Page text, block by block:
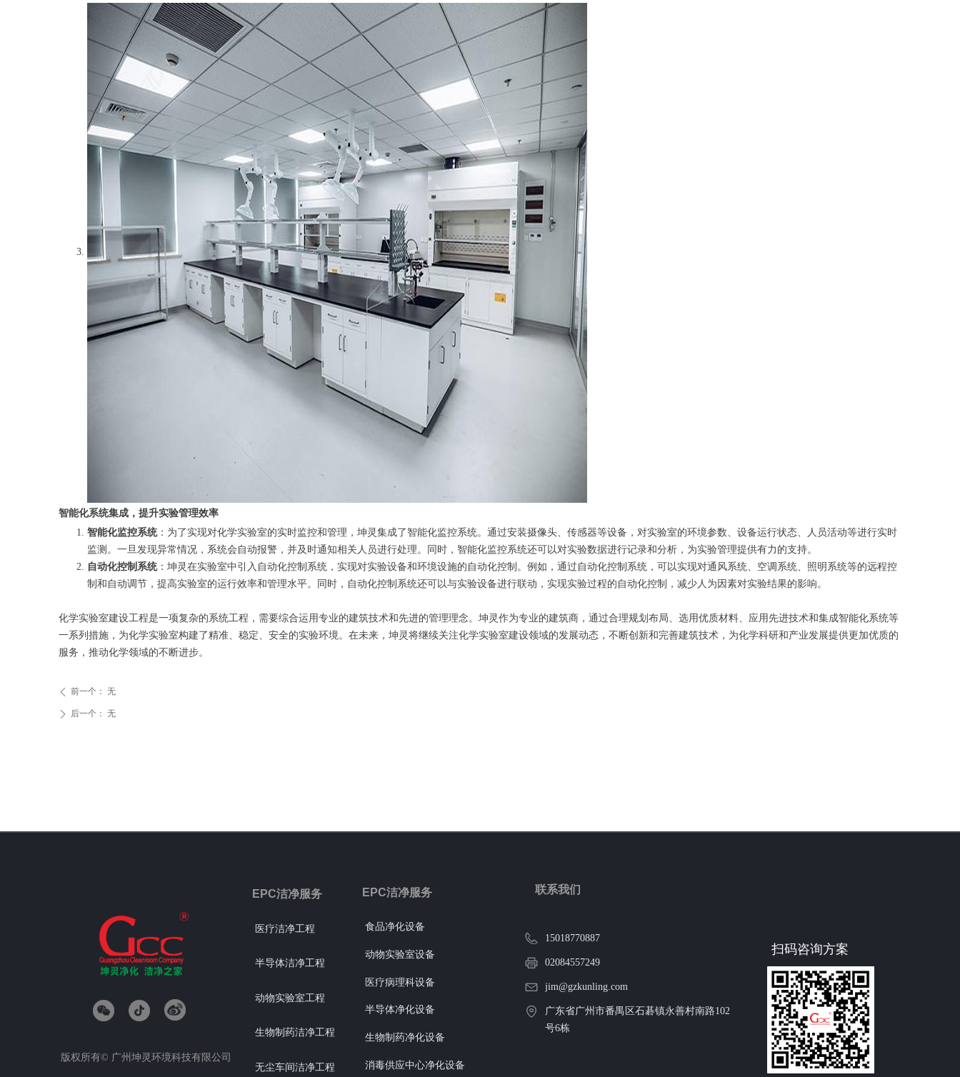
智能化系统集成，提升实验管理效率
智能化监控系统：为了实现对化学实验室的实时监控和管理，坤灵集成了智能化监控系统。通过安装摄像头、传感器等设备，对实验室的环境参数、设备运行状态、人员活动等进行实时
监测。一旦发现异常情况，系统会自动报警，并及时通知相关人员进行处理。同时，智能化监控系统还可以对实验数据进行记录和分析，为实验管理提供有力的支持。
自动化控制系统：坤灵在实验室中引入自动化控制系统，实现对实验设备和环境设施的自动化控制。例如，通过自动化控制系统，可以实现对通风系统、空调系统、照明系统等的远程控
制和自动调节，提高实验室的运行效率和管理水平。同时，自动化控制系统还可以与实验设备进行联动，实现实验过程的自动化控制，减少人为因素对实验结果的影响。
化学实验室建设工程是一项复杂的系统工程，需要综合运用专业的建筑技术和先进的管理理念。坤灵作为专业的建筑商，通过合理规划布局、选用优质材料、应用先进技术和集成智能化系统等
一系列措施，为化学实验室构建了精准、稳定、安全的实验环境。在未来，坤灵将继续关注化学实验室建设领域的发展动态，不断创新和完善建筑技术，为化学科研和产业发展提供更加优质的
服务，推动化学领域的不断进步。
ꄴ 前一个： 无
ꄲ 后一个： 无
版权所有© 广州坤灵环境科技有限公司
扫码咨询方案
EPC洁净服务
医疗洁净工程
半导体洁净工程
动物实验室工程
生物制药洁净工程
无尘车间洁净工程
食品净化设备
动物实验室设备
医疗病理科设备
半导体净化设备
生物制药净化设备
消毒供应中心净化设备
EPC洁净服务
15018770887
02084557249
jim@gzkunling.com
广东省广州市番禺区石碁镇永善村南路102
号6栋
联系我们